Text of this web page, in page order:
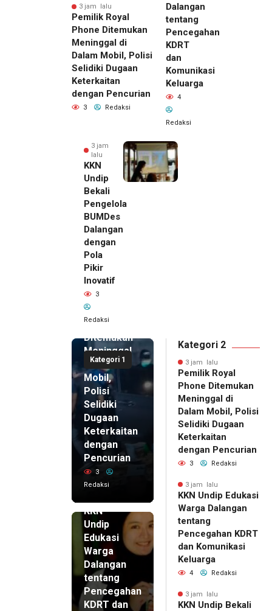
3 jam lalu
Pemilik Royal
Phone Ditemukan
Meninggal di
Dalam Mobil, Polisi
Selidiki Dugaan
Keterkaitan
dengan Pencurian
3 Redaksi
Dalangan
tentang
Pencegahan
KDRT
dan
Komunikasi
Keluarga
4
Redaksi
3 jam
lalu
KKN
Undip
Bekali
Pengelola
BUMDes
Dalangan
dengan
Pola
Pikir
Inovatif
3
Redaksi
Kategori 1
3 jam lalu
Pemilik
Royal
Phone
Ditemukan
Meninggal
di Dalam
Mobil,
Polisi
Selidiki
Dugaan
Keterkaitan
dengan
Pencurian
3
Redaksi
KKN
Undip
Edukasi
Warga
Dalangan
tentang
Pencegahan
KDRT dan
Kategori 2
3 jam lalu
Pemilik Royal
Phone Ditemukan
Meninggal di
Dalam Mobil, Polisi
Selidiki Dugaan
Keterkaitan
dengan Pencurian
3 Redaksi
3 jam lalu
KKN Undip Edukasi
Warga Dalangan
tentang
Pencegahan KDRT
dan Komunikasi
Keluarga
4 Redaksi
3 jam lalu
KKN Undip Bekali